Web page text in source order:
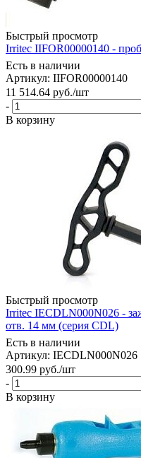
Быстрый просмотр
Irritec IIFOR00000140 -
Есть в наличии
Артикул: IIFOR00000140
11 514.64 руб./шт
-
В корзину
Быстрый просмотр
Irritec IECDLN000N026 -
отв. 14 мм (серия CDL)
Есть в наличии
Артикул: IECDLN000N026
300.99 руб./шт
-
В корзину